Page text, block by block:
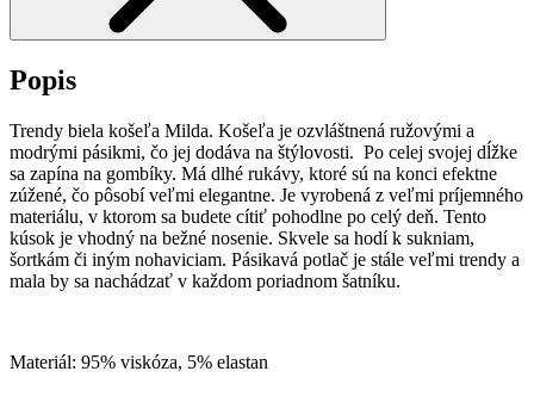
Popis
Trendy biela košeľa Milda. Košeľa je ozvláštnená ružovými a
modrými pásikmi, čo jej dodáva na štýlovosti. Po celej svojej dĺžke
sa zapína na gombíky. Má dlhé rukávy, ktoré sú na konci efektne
zúžené, čo pôsobí veľmi elegantne. Je vyrobená z veľmi príjemného
materiálu, v ktorom sa budete cítiť pohodlne po celý deň. Tento
kúsok je vhodný na bežné nosenie. Skvele sa hodí k sukniam,
šortkám či iným nohaviciam. Pásikavá potlač je stále veľmi trendy a
mala by sa nachádzať v každom poriadnom šatníku.
Materiál: 95% viskóza, 5% elastan